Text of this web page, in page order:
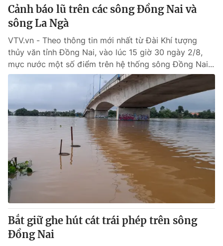
Cảnh báo lũ trên các sông Đồng Nai và
sông La Ngà
VTV.vn - Theo thông tin mới nhất từ Đài Khí tượng
thủy văn tỉnh Đồng Nai, vào lúc 15 giờ 30 ngày 2/8,
mực nước một số điểm trên hệ thống sông Đồng Nai...
Bắt giữ ghe hút cát trái phép trên sông
Đồng Nai